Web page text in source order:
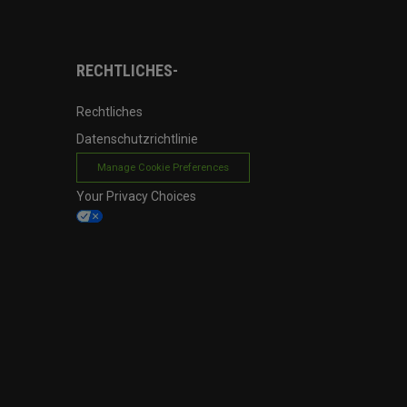
RECHTLICHES-
Rechtliches
Datenschutzrichtlinie
Manage Cookie Preferences
Your Privacy Choices